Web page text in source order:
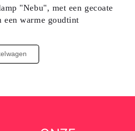
"Nebu", met een gecoate
een warme goudtint